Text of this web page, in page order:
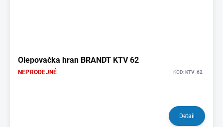
Olepovačka hran BRANDT KTV 62
NEPRODEJNÉ KÓD:KTV_62
Detail